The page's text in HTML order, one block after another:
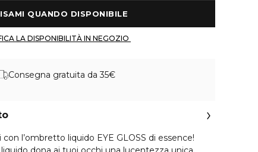
Consegna gratuita da 35€
l’ombretto liquido EYE GLOSS di essence!